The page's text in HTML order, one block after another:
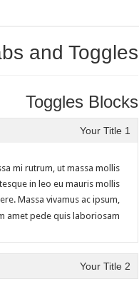
and Toggles
Toggles Blocks
Your Title 1
mi rutrum, ut massa mollis
in leo eu mauris mollis
Massa vivamus ac ipsum,
amet pede quis laboriosam.
Your Title 2